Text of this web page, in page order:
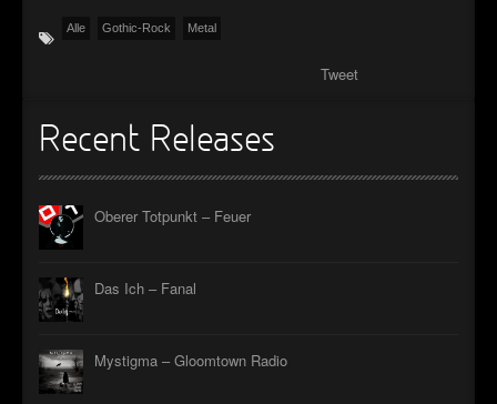
Alle Gothic-Rock Metal
Tweet
Recent Releases
Oberer Totpunkt – Feuer
Das Ich – Fanal
Mystigma – Gloomtown Radio